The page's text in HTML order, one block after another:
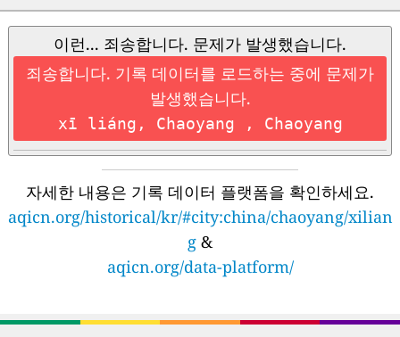
이런... 죄송합니다. 문제가 발생했습니다.
죄송합니다. 기록 데이터를 로드하는 중에 문제가
발생했습니다.
xī liáng, Chaoyang , Chaoyang
자세한 내용은 기록 데이터 플랫폼을 확인하세요.
aqicn.org/historical/kr/#city:china/chaoyang/xilian
g &
aqicn.org/data-platform/